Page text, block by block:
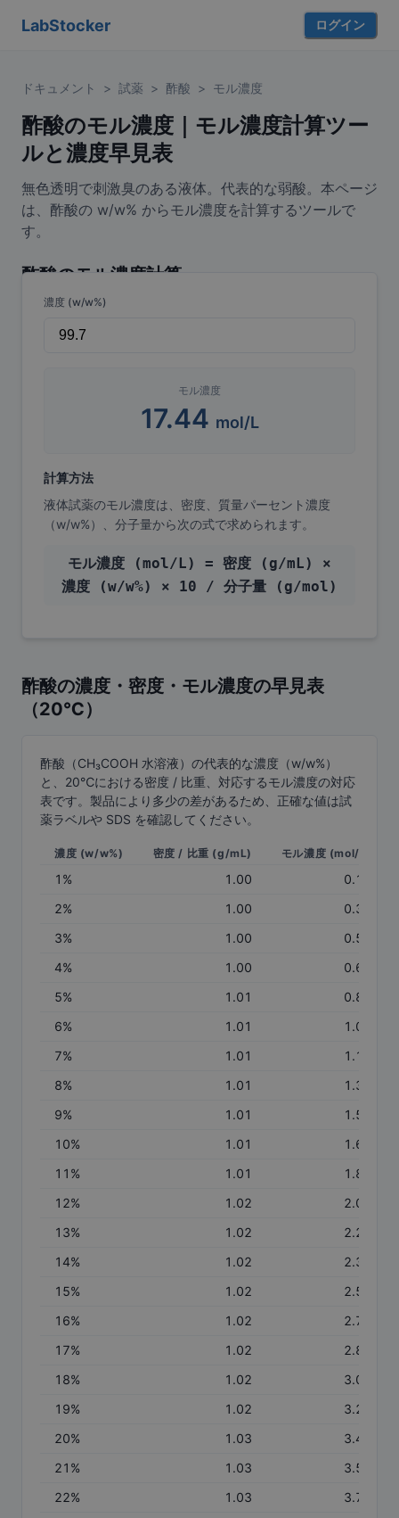
LabStocker ログイン
ドキュメント > 試薬 > 酢酸 > モル濃度
酢酸のモル濃度｜モル濃度計算ツー
ルと濃度早見表
無色透明で刺激臭のある液体。代表的な弱酸。本ページ
は、酢酸の w/w% からモル濃度を計算するツールで
す。
酢酸のモル濃度計算
濃度 (w/w%)
モル濃度
17.44 mol/L
計算方法
液体試薬のモル濃度は、密度、質量パーセント濃度
（w/w%）、分子量から次の式で求められます。
モル濃度 (mol/L) = 密度 (g/mL) ×
濃度 (w/w%) × 10 / 分子量 (g/mol)
酢酸の濃度・密度・モル濃度の早見表
（20℃）
酢酸（CH₃COOH 水溶液）の代表的な濃度（w/w%）
と、20℃における密度 / 比重、対応するモル濃度の対応
表です。製品により多少の差があるため、正確な値は試
薬ラベルや SDS を確認してください。
濃度 (w/w%) 密度 / 比重 (g/mL) モル濃度 (mol/L)
1 % 1.00
0.17
2% 1.00
0.33
3% 1.00
0.50
4% 1.00
0.67
5% 1.01
0.84
6% 1.01
1.01
7% 1.01
1.18
8% 1.01
1.35
9% 1.01
1.52
10% 1.01
1.69
11 % 1.01
1.86
12% 1.02
2.03
13% 1.02
2.20
14% 1.02
2.37
15% 1.02
2.55
16% 1.02
2.72
17% 1.02
2.89
18% 1.02
3.07
19% 1.02
3.24
20% 1.03
3.42
21 % 1.03
3.59
22% 1.03
3.77